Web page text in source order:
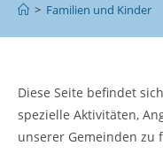
> Familien und Kinder
Diese Seite befindet
spezielle Aktivitäten,
unserer Gemeinden zu